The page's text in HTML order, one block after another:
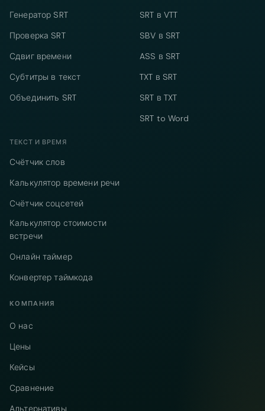
Генератор SRT
Проверка SRT
Сдвиг времени
Субтитры в текст
Объединить SRT
SRT в VTT
SBV в SRT
ASS в SRT
TXT в SRT
SRT в TXT
SRT to Word
ТЕКСТ И ВРЕМЯ
Счётчик слов
Калькулятор времени речи
Счётчик соцсетей
Калькулятор стоимости
встречи
Онлайн таймер
Конвертер таймкода
КОМПАНИЯ
О нас
Цены
Кейсы
Сравнение
Альтернативы